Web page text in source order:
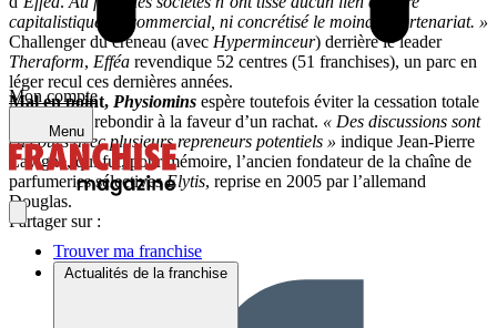
Mon compte
Menu
Trouver ma franchise
Actualités de la franchise
capitalistique ou commercial, ni concrétisé le moindre partenariat. »
Challenger du créneau (avec Hyperminceur) derrière le leader
Theraform, Efféa revendique 52 centres (51 franchises), un parc en
léger recul ces dernières années.
Mal en point, Physiomins espère toutefois éviter la cessation totale
d’activité et rebondir à la faveur d’un rachat. « Des discussions sont
en cours avec plusieurs repreneurs potentiels » indique Jean-Pierre
Lavigne, qui fut, pour mémoire, l’ancien fondateur de la chaîne de
parfumeries sélectivesElytis, reprise en 2005 par l’allemand
Douglas.
Partager sur :